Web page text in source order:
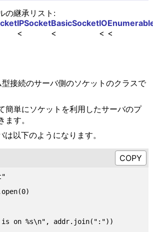
の継承リスト:
IO
BasicSocket
IPSocket
接続のサーバ側のソケットのクラスで
簡単にソケットを利用したサーバのプ
ます。
以下のようになります。
on %s\n", addr.join(":"))